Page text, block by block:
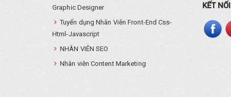
Graphic Designer
Tuyển dụng Nhân Viên Front-End Css-
Html-Javascript
NHÂN VIÊN SEO
Nhân viên Content Marketing
KẾT NỐI